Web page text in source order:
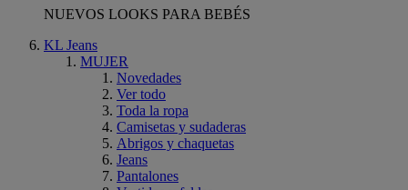
NUEVOS LOOKS PARA BEBÉS
KL Jeans
MUJER
Novedades
Ver todo
Toda la ropa
Camisetas y sudaderas
Abrigos y chaquetas
Jeans
Pantalones